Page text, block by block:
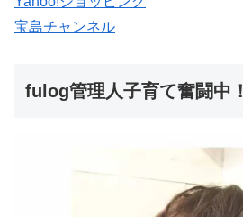
宝島チャンネル
fulog管理人子育て奮闘中！